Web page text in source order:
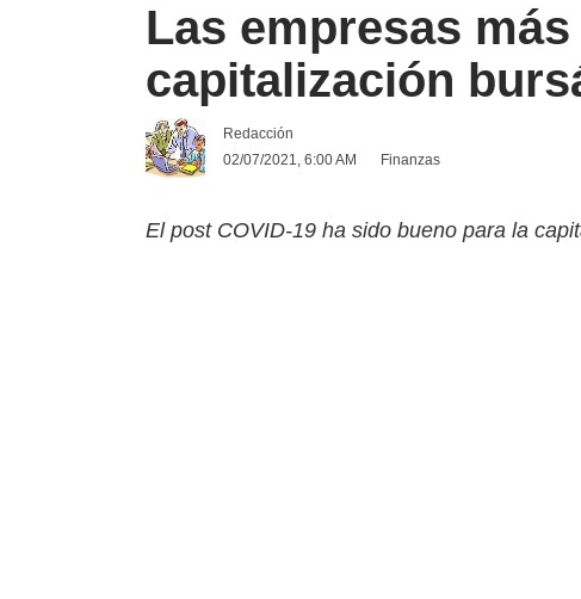
Las empresas
capitalización
Redacción
02/07/2021, 6:00 AM
Finanzas
El post COVID-19 ha sido bueno para la